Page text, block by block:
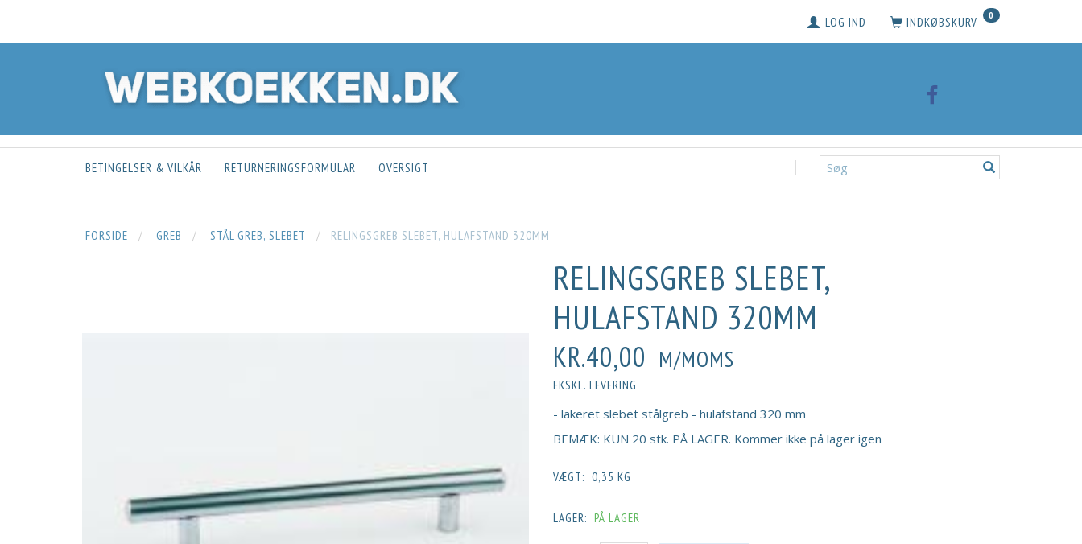
INDKØBSKURV 0
LOG IND
BETINGELSER & VILKÅR RETURNERINGSFORMULAR OVERSIGT
FORSIDE GREB STÅL GREB, SLEBET RELINGSGREB SLEBET, HULAFSTAND 320MM
RELINGSGREB SLEBET,
HULAFSTAND 320MM
KR.40,00 M/MOMS
EKSKL. LEVERING
- lakeret slebet stålgreb - hulafstand 320 mm
BEMÆK: KUN 20 stk. PÅ LAGER. Kommer ikke på lager igen
VÆGT: 0,35 KG
LAGER: PÅ LAGER